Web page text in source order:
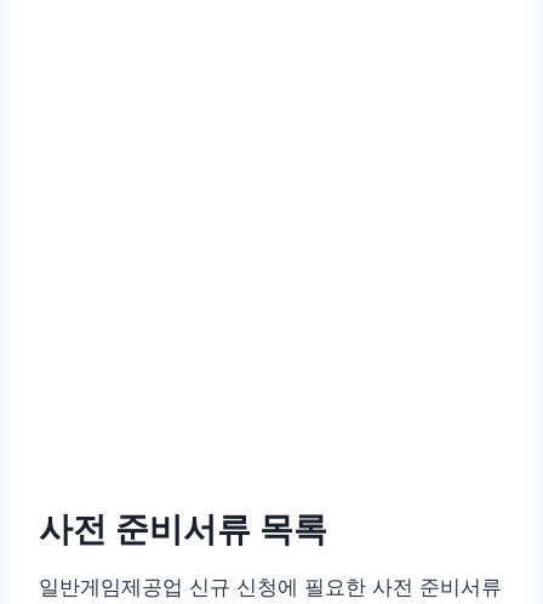
사전 준비서류 목록
일반게임제공업 신규 신청에 필요한 사전 준비서류